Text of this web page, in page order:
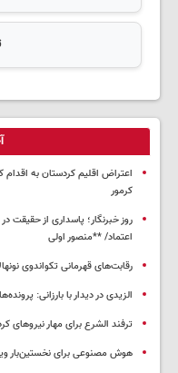
اعتراض اقلیم کردستان به اقدام
کرمور
روز خبرنگار؛ پاسداری از
اعتماد/ **منصور اولی
رقابت‌های قهرمانی تکواندوی
الزیدی در دیدار با بارزانی:
ترفند الشرع برای مهار نیروهای
هوش مصنوعی برای نخستین‌بار